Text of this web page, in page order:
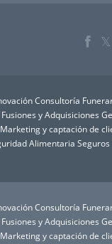
𝕏
Consultoría
Fusiones y Adquisiciones
Marketing y captación de
Alimentaria Seguros
Consultoría
Fusiones y Adquisiciones
Marketing y captación de